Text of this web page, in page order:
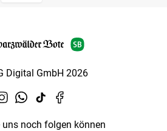
Digital GmbH 2026
uns noch folgen können